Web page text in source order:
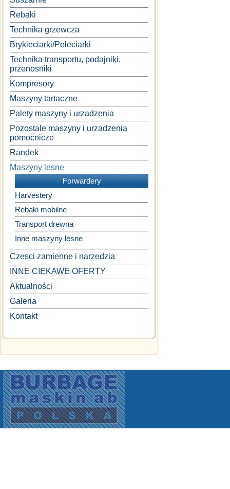
Rebaki
Technika grzewcza
Brykieciarki/Peleciarki
Technika transportu, podajniki,
przenosniki
Kompresory
Maszyny tartaczne
Palety maszyny i urzadzenia
Pozostale maszyny i urzadzenia
pomocnicze
Randek
Maszyny lesne
Forwardery
Harvestery
Rebaki mobilne
Transport drewna
Inne maszyny lesne
Czesci zamienne i narzedzia
INNE CIEKAWE OFERTY
Aktualności
Galeria
Kontakt